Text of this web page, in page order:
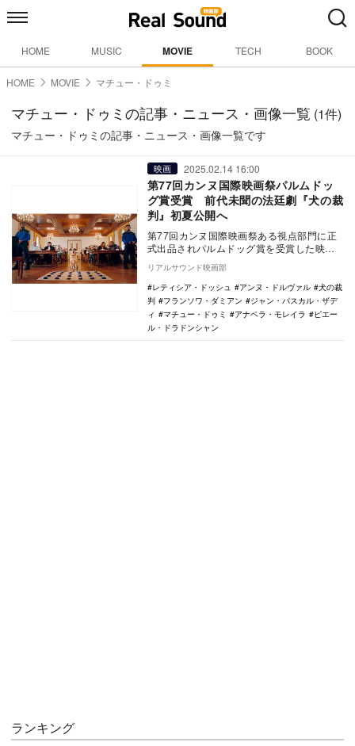
HOME MUSIC MOVIE TECH BOOK
HOME MOVIE マチュー・ドゥミ
マチュー・ドゥミの記事・ニュース・画像一覧 (1件)
マチュー・ドゥミの記事・ニュース・画像一覧です
映画 2025.02.14 16:00
第77回カンヌ国際映画祭パルムドッ
グ賞受賞 前代未聞の法廷劇『犬の裁
判』初夏公開へ
第77回カンヌ国際映画祭ある視点部門に正
式出品されパルムドッグ賞を受賞した映画
『Dog on Trial（英題）』が、『犬の裁判…
リアルサウンド映画部
レティシア・ドッシュ
アンヌ・ドルヴァル
犬の裁
判
フランソワ・ダミアン
ジャン・パスカル・ザデ
ィ
マチュー・ドゥミ アナベラ・モレイラ
ピエー
ル・ドラドンシャン
ランキング